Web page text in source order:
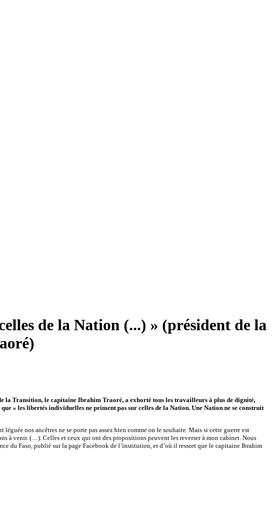
de la Nation (...) » (président de la
la Transition, le capitaine Ibrahim Traoré, a exhorté tous les travailleurs à plus de dignité,
« les libertés individuelles ne priment pas sur celles de la Nation. Une Nation ne se construit
nos ancêtres ne se porte pas assez bien comme on le souhaite. Mais si cette guerre est
à venir. (…). Celles et ceux qui ont des propositions peuvent les reverser à mon cabinet. Nous
du Faso, publié sur la page Facebook de l’institution, et d’où il ressort que le capitaine Ibrahim